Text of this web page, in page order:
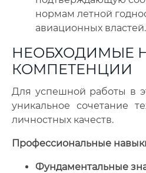
нормам летной
авиационных властей.
НЕОБХОДИМЫЕ
КОМПЕТЕНЦИИ
Для успешной работы в
уникальное сочетание
личностных качеств.
Профессиональные
Фундаментальные